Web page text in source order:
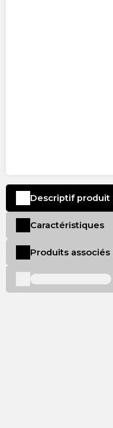
Descriptif produit
Caractéristiques
Produits associés